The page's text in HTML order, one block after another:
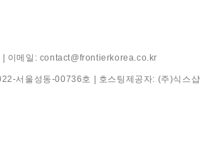
| 이메일: contact@frontierkorea.co.kr
서울성동-00736호 | 호스팅제공자: (주)식스샵